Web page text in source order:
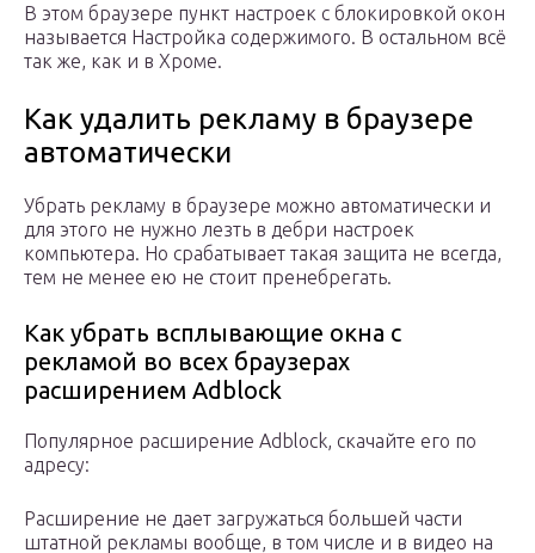
В этом браузере пункт настроек с блокировкой окон
называется Настройка содержимого. В остальном всё
так же, как и в Хроме.
Как удалить рекламу в браузере
автоматически
Убрать рекламу в браузере можно автоматически и
для этого не нужно лезть в дебри настроек
компьютера. Но срабатывает такая защита не всегда,
тем не менее ею не стоит пренебрегать.
Как убрать всплывающие окна с
рекламой во всех браузерах
расширением Adblock
Популярное расширение Adblock, скачайте его по
адресу:
Расширение не дает загружаться большей части
штатной рекламы вообще, в том числе и в видео на